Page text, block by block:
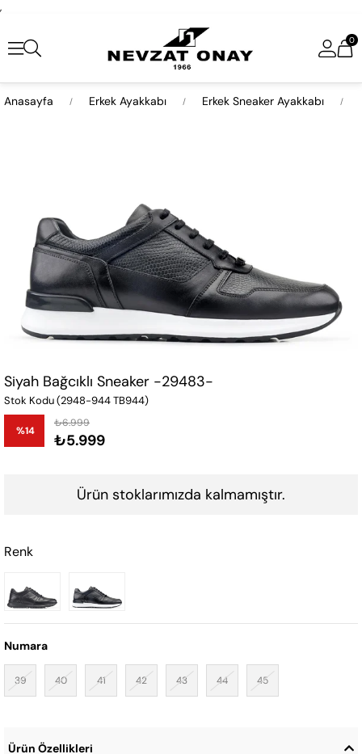
,
0
Anasayfa Erkek Ayakkabı Erkek Sneaker Ayakkabı
Siyah Bağcıklı Sneaker -29483-
Stok Kodu(2948-944 TB944)
%14
İndirim
₺6.999
₺5.999
Ürün stoklarımızda kalmamıştır.
Renk
Numara
39 40 41 42 43 44 45
Ürün Özellikleri